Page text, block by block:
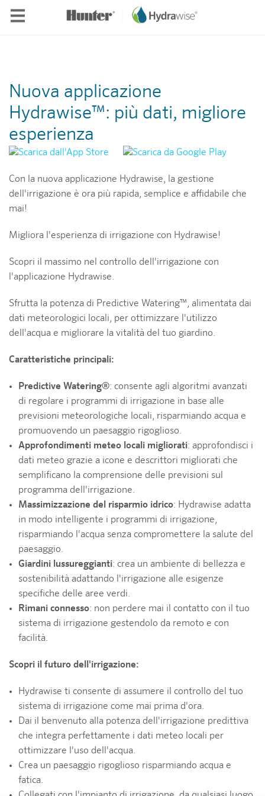
Nuova applicazione
Hydrawise™: più dati, migliore
esperienza
Con la nuova applicazione Hydrawise, la gestione
dell'irrigazione è ora più rapida, semplice e affidabile che
mai!
Migliora l'esperienza di irrigazione con Hydrawise!
Scopri il massimo nel controllo dell'irrigazione con
l'applicazione Hydrawise.
Sfrutta la potenza di Predictive Watering™, alimentata dai
dati meteorologici locali, per ottimizzare l'utilizzo
dell'acqua e migliorare la vitalità del tuo giardino.
Caratteristiche principali:
Predictive Watering®: consente agli algoritmi avanzati
di regolare i programmi di irrigazione in base alle
previsioni meteorologiche locali, risparmiando acqua e
promuovendo un paesaggio rigoglioso.
Approfondimenti meteo locali migliorati: approfondisci i
dati meteo grazie a icone e descrittori migliorati che
semplificano la comprensione delle previsioni sul
programma dell'irrigazione.
Massimizzazione del risparmio idrico: Hydrawise adatta
in modo intelligente i programmi di irrigazione,
risparmiando l'acqua senza compromettere la salute del
paesaggio.
Giardini lussureggianti: crea un ambiente di bellezza e
sostenibilità adattando l'irrigazione alle esigenze
specifiche delle aree verdi.
Rimani connesso: non perdere mai il contatto con il tuo
sistema di irrigazione gestendolo da remoto e con
facilità.
Scopri il futuro dell'irrigazione:
Hydrawise ti consente di assumere il controllo del tuo
sistema di irrigazione come mai prima d'ora.
Dai il benvenuto alla potenza dell'irrigazione predittiva
che integra perfettamente i dati meteo locali per
ottimizzare l'uso dell'acqua.
Crea un paesaggio rigoglioso risparmiando acqua e
fatica.